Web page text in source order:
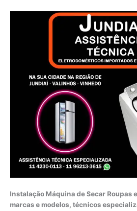
Instalação Máquina de Secar Roupas
marcas e modelos, técnicos